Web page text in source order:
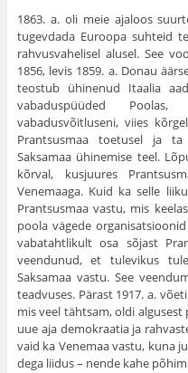
1863. a. oli meie ajaloos
tugevdada Euroopa suhteid
rahvusvahelisel alusel. See
1856, levis 1859. a. Donau
teostub ühinenud Itaalia
vabaduspüüded
vabadusvõitluseni, viies
Prantsusmaa toetusel ja
Saksamaa ühinemise teel.
kõrval, kusjuures
Venemaaga. Kuid ka selle
Prant­susmaa vastu, mis
poola vägede
vabatahtlikult osa sõjast
veendunud, et tulevikus
Saksamaa vastu. See
tead­vuses. Pärast 1917. a.
mis veel tähtsam, oldi
uue aja demokraatia ja
vaid ka Venemaa vastu, kuna
dega liidus – nende kahe